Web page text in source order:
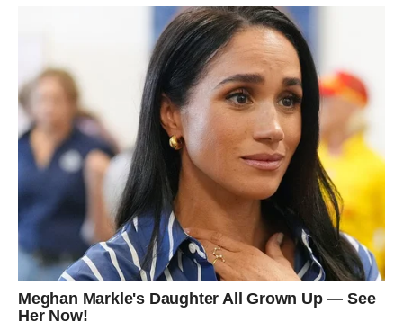
Dodatne informacije možete pronaći u videu priloženom na
kraju članka. Postoje i druga prirodna gnojiva koja su vrlo
učinkovita.
Ako redovito pijete čaj, savjetuje se da ne bacate iskorištene
vrećice čaja.
Oni služe kao izvanredni partneri u obogaćivanju tla za naše
biljke, posebno ruže. Važno je zapamtiti da uklonite mrtve,
osušene cvjetove kako biste omogućili prostor za novi rast i
održali ovaj stalni proces.
Iskorištene vrećice čaja pažljivo osušite, uklonite njihov
sadržaj i ugradite ih u zemlju.